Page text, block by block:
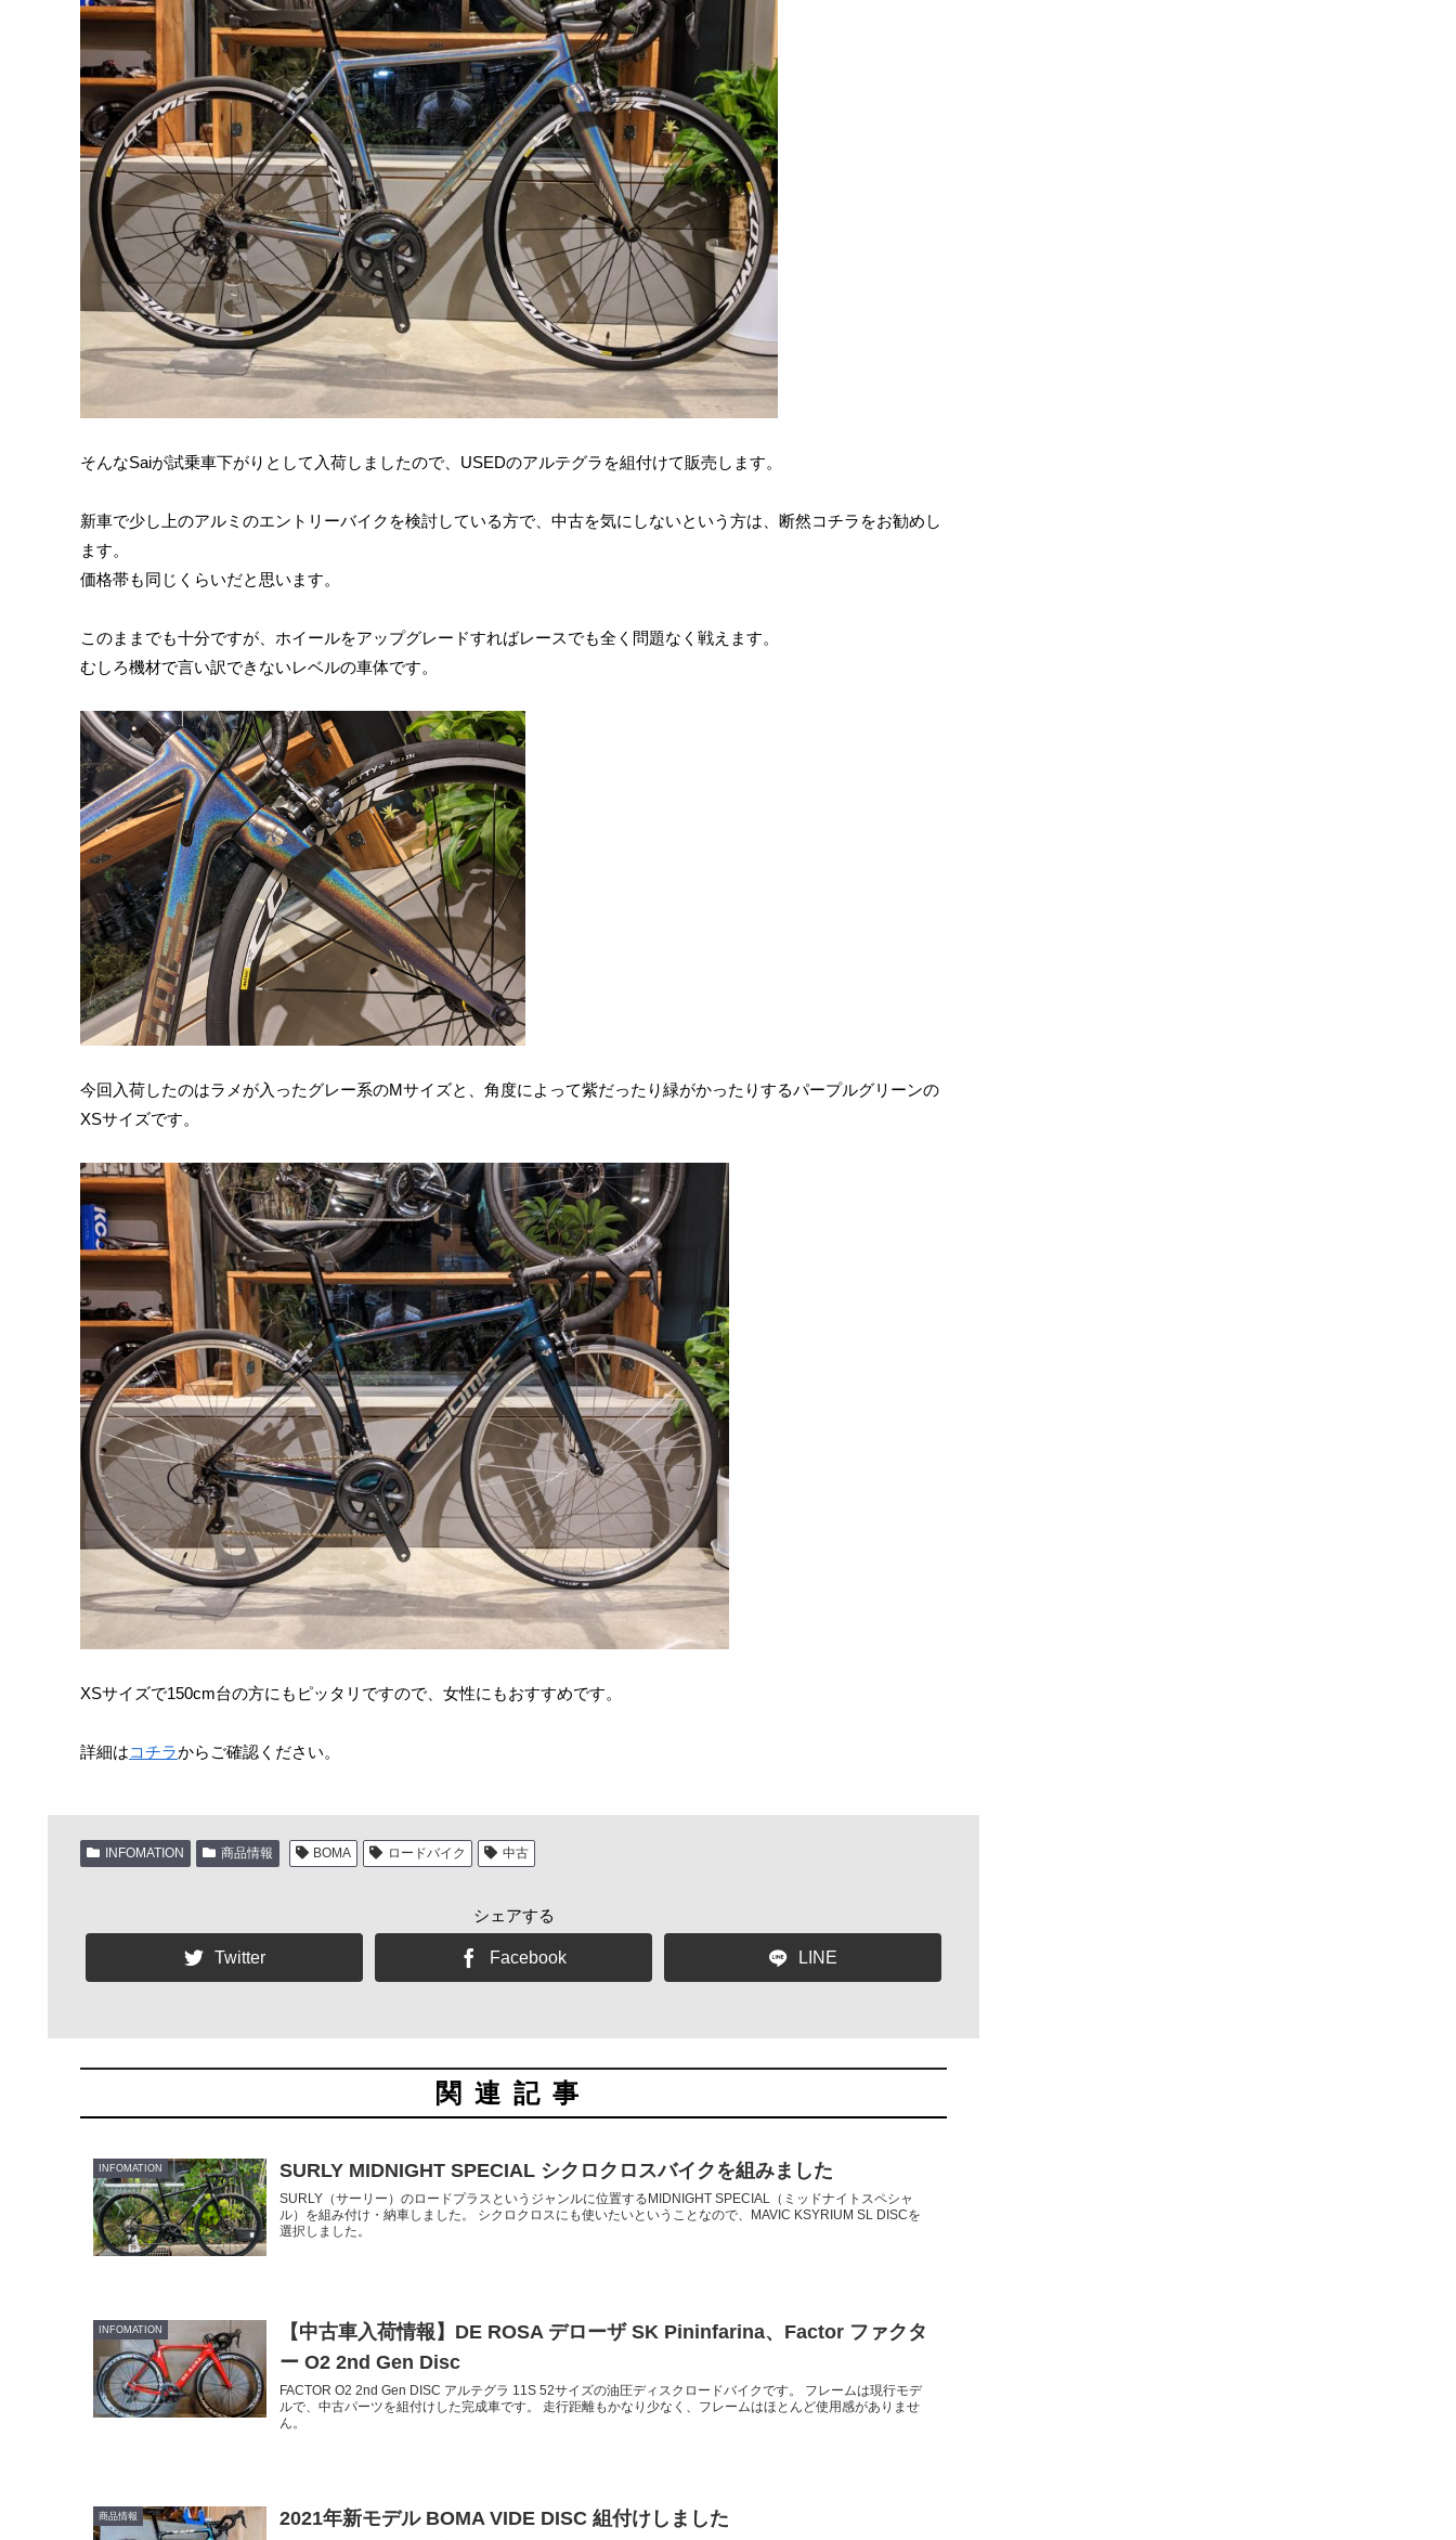
そんなSaiが試乗車下がりとして入荷しましたので、USEDのアルテグラを組付けて販売します。
新車で少し上のアルミのエントリーバイクを検討している方で、中古を気にしないという方は、断然コチラをお勧めし
ます。
価格帯も同じくらいだと思います。
このままでも十分ですが、ホイールをアップグレードすればレースでも全く問題なく戦えます。
むしろ機材で言い訳できないレベルの車体です。
今回入荷したのはラメが入ったグレー系のMサイズと、角度によって紫だったり緑がかったりするパープルグリーンの
XSサイズです。
XSサイズで150cm台の方にもピッタリですので、女性にもおすすめです。
詳細はコチラからご確認ください。
INFOMATION 商品情報 BOMA ロードバイク 中古
シェアする
Twitter Facebook LINE
関連記事
INFOMATION SURLY MIDNIGHT SPECIAL シクロクロスバイクを組みました
SURLY（サーリー）のロードプラスというジャンルに位置するMIDNIGHT SPECIAL（ミッドナイトスペシャ
ル）を組み付け・納車しました。 シクロクロスにも使いたいということなので、MAVIC KSYRIUM SL DISCを
選択しました。
INFOMATION
【中古車入荷情報】DE ROSA デローザ SK Pininfarina、Factor ファクタ
ー O2 2nd Gen Disc
FACTOR O2 2nd Gen DISC アルテグラ 11S 52サイズの油圧ディスクロードバイクです。 フレームは現行モデ
ルで、中古パーツを組付けした完成車です。 走行距離もかなり少なく、フレームはほとんど使用感がありませ
ん。
商品情報 2021年新モデル BOMA VIDE DISC 組付けしました